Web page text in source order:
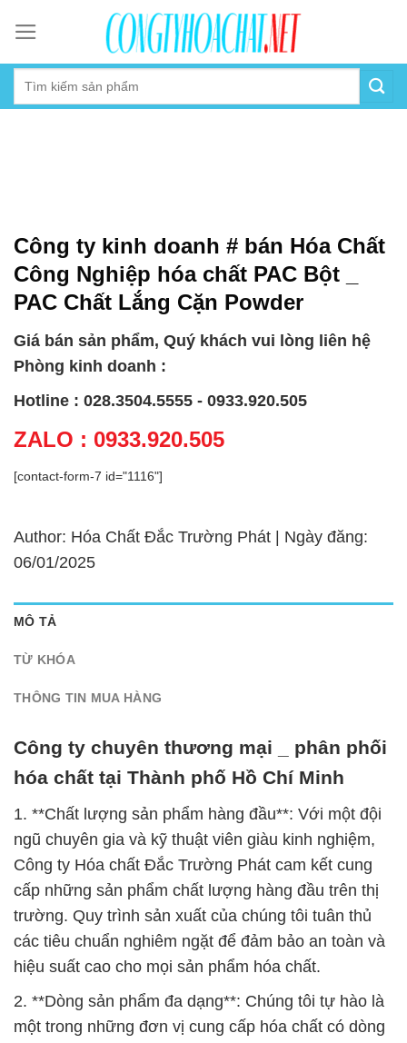
content
Công ty kinh doanh # bán Hóa Chất
Công Nghiệp hóa chất PAC Bột _
PAC Chất Lắng Cặn Powder
Giá bán sản phẩm, Quý khách vui lòng liên hệ
Phòng kinh doanh :
Hotline : 028.3504.5555 - 0933.920.505
ZALO : 0933.920.505
[contact-form-7 id="1116"]
Author: Hóa Chất Đắc Trường Phát | Ngày đăng:
06/01/2025
MÔ TẢ
TỪ KHÓA
THÔNG TIN MUA HÀNG
Công ty chuyên thương mại _ phân phối
hóa chất tại Thành phố Hồ Chí Minh
1. **Chất lượng sản phẩm hàng đầu**: Với một đội
ngũ chuyên gia và kỹ thuật viên giàu kinh nghiệm,
Công ty Hóa chất Đắc Trường Phát cam kết cung
cấp những sản phẩm chất lượng hàng đầu trên thị
trường. Quy trình sản xuất của chúng tôi tuân thủ
các tiêu chuẩn nghiêm ngặt để đảm bảo an toàn và
hiệu suất cao cho mọi sản phẩm hóa chất.
2. **Dòng sản phẩm đa dạng**: Chúng tôi tự hào là
một trong những đơn vị cung cấp hóa chất có dòng